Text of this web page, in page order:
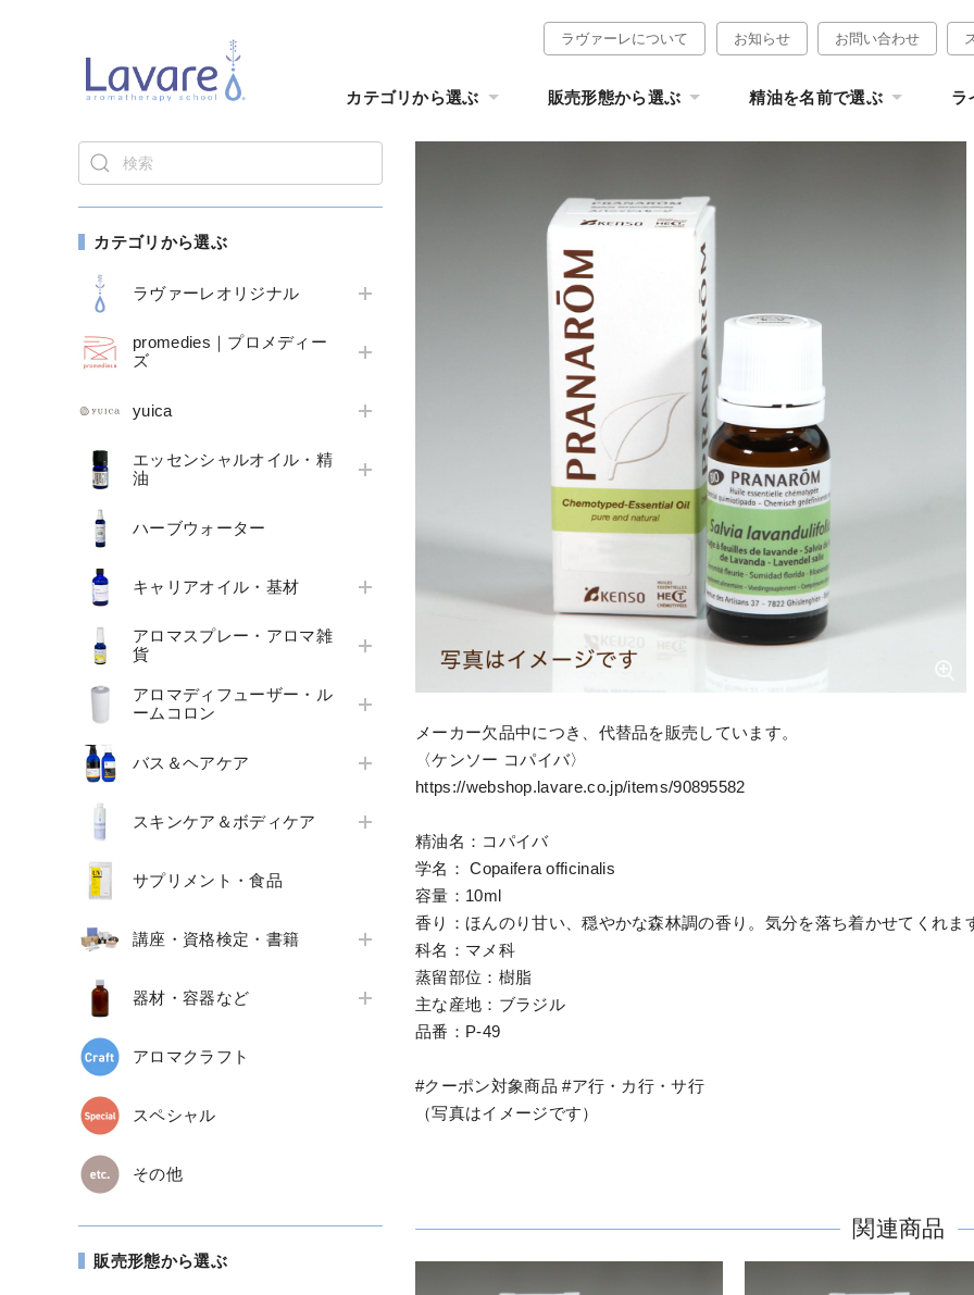
ラヴァーレについて お知らせ お問い合わせ
カテゴリから選ぶ 販売形態から選ぶ 精油を名前で選ぶ ラ
カテゴリから選ぶ
ラヴァーレオリジナル
promedies｜プロメディー
ズ
yuica
エッセンシャルオイル・精
油
ハーブウォーター
キャリアオイル・基材
アロマスプレー・アロマ雑
貨
アロマディフューザー・ル
ームコロン
バス＆ヘアケア
スキンケア＆ボディケア
サプリメント・食品
講座・資格検定・書籍
器材・容器など
アロマクラフト
スペシャル
その他
販売形態から選ぶ
メーカー欠品中につき、代替品を販売しています。
〈ケンソー コパイバ〉
https://webshop.lavare.co.jp/items/90895582
精油名：コパイバ
学名： Copaifera officinalis
容量：10ml
香り：ほんのり甘い、穏やかな森林調の香り。気分を落ち着かせてくれま
科名：マメ科
蒸留部位：樹脂
主な産地：ブラジル
品番：P-49
#クーポン対象商品 #ア行・カ行・サ行
（写真はイメージです）
関連商品